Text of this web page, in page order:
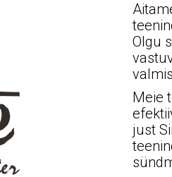
Olgu
Meie
just